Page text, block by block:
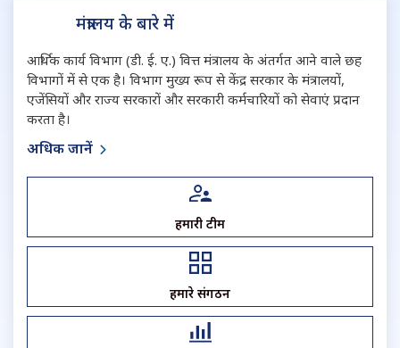
मंत्रालय के बारे में
आर्थिक कार्य विभाग (डी. ई. ए.) वित्त मंत्रालय के अंतर्गत आने वाले छह
विभागों में से एक है। विभाग मुख्य रूप से केंद्र सरकार के मंत्रालयों,
एजेंसियों और राज्य सरकारों और सरकारी कर्मचारियों को सेवाएं प्रदान
करता है।
अधिक जानें
हमारी टीम
हमारे संगठन